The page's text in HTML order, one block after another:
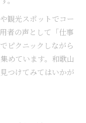
観光スポットでコー
者の声として「仕事
ピクニックしながら
めています。和歌山
つけてみてはいかが